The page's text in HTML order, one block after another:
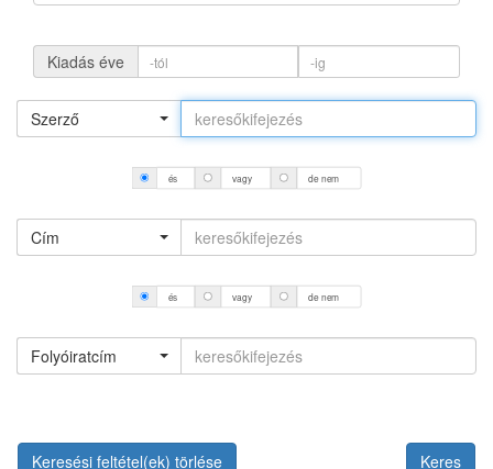
Kiadás éve
Szerző
és vagy de nem
Cím
és vagy de nem
Folyóiratcím
Keresési feltétel(ek) törlése